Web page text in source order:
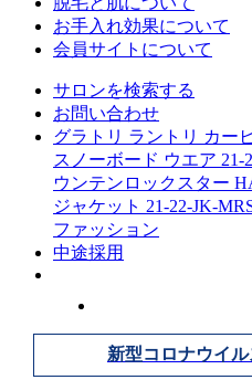
お手入れ効果について
会員サイトについて
サロンを検索する
お問い合わせ
グラトリ ラントリ カー
スノーボード ウエア
ウンテンロックスター
ジャケット 21-22-JK-
ファッション
中途採用
新型コロナウイ